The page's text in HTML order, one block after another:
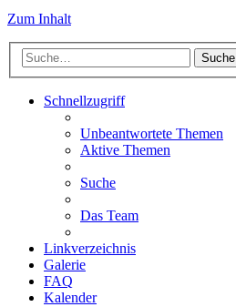
Zum Inhalt
Suche
Schnellzugriff
Unbeantwortete Themen
Aktive Themen
Suche
Das Team
Linkverzeichnis
Galerie
FAQ
Kalender